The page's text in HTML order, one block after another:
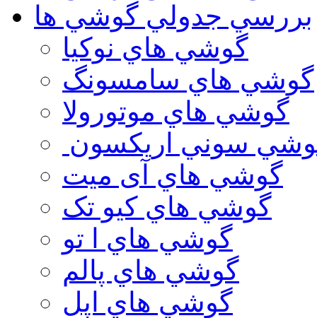
بررسي جدولي گوشي ها
گوشي هاي نوكيا
گوشي هاي سامسونگ
گوشي هاي موتورولا
سوني اريكسون
گوشي هاي آی میت
گوشي هاي کیو تک
گوشي هاي ا تو
گوشي هاي پالم
گوشي هاي اپل